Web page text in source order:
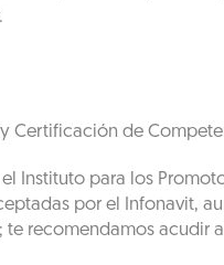
de
Instituto para los
por el Infonavit,
recomendamos